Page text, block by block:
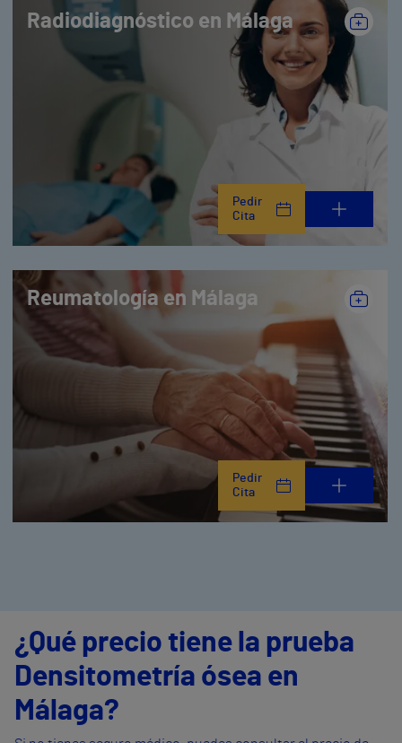
Radiodiagnóstico en Málaga
Pedir
Cita
Reumatología en Málaga
Pedir
Cita
¿Qué precio tiene la prueba
Densitometría ósea en
Málaga?